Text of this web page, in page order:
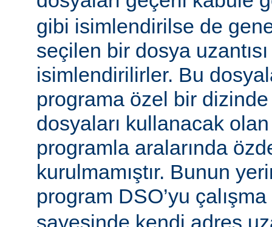
gibi isimlendirilse de
seçilen bir dosya
isimlendirilirler. Bu
programa özel bir
dosyaları kullanacak olan
programla aralarında
kurulmamıştır. Bunun
program DSO’yu